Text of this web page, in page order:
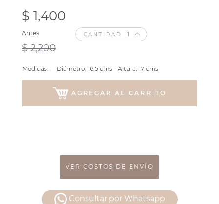
$ 1,400
Antes
$ 2,200
CANTIDAD
Medidas: Diámetro: 16,5 cms - Altura: 17 cms
AGREGAR AL CARRITO
VER COSTOS DE ENVÍO
Consultar por Whatsapp